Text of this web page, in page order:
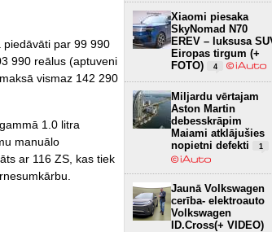
piedāvāti par 99 990
990 reālus (aptuveni
vismaz 142 290
1.0 litra
manuālo
ar 116 ZS, kas tiek
Xiaomi piesaka
SkyNomad N70
EREV – luksusa
Eiropas tirgum (+
FOTO)
4
Miljardu vērtajam
Aston Martin
debesskrāpim
Maiami atklājušies
nopietni defekti
1
Jaunā Volkswagen
cerība- elektroauto
Volkswagen
ID.Cross(+ VIDEO)